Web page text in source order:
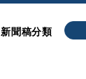
新聞稿分類